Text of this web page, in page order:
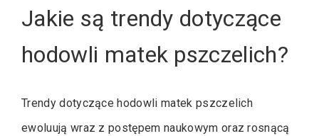
Jakie są trendy dotyczące
hodowli matek pszczelich?
Trendy dotyczące hodowli matek pszczelich
ewoluują wraz z postępem naukowym oraz rosnącą